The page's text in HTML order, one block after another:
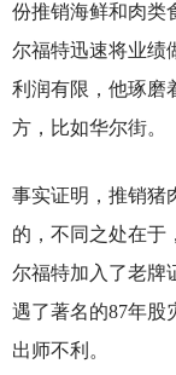
份推销海鲜和肉类
尔福特迅速将业绩
利润有限，他琢磨
方，比如华尔街。
事实证明，推销猪
的，不同之处在于
尔福特加入了老牌
遇了著名的87年股
出师不利。